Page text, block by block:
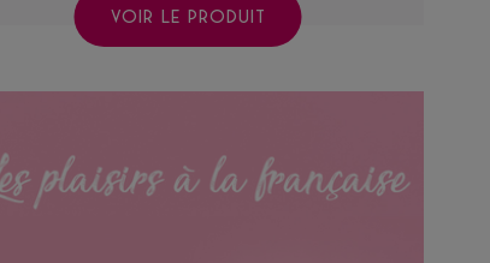
VOIR LE PRODUIT